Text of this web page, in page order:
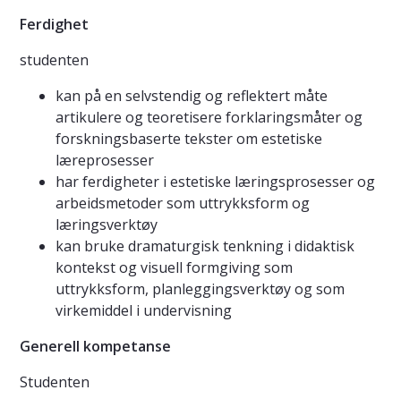
Ferdighet
studenten
kan på en selvstendig og reflektert måte
artikulere og teoretisere forklaringsmåter og
forskningsbaserte tekster om estetiske
læreprosesser
har ferdigheter i estetiske læringsprosesser og
arbeidsmetoder som uttrykksform og
læringsverktøy
kan bruke dramaturgisk tenkning i didaktisk
kontekst og visuell formgiving som
uttrykksform, planleggingsverktøy og som
virkemiddel i undervisning
Generell kompetanse
Studenten